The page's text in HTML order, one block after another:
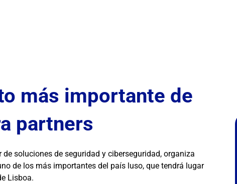
más importante de
partners
de soluciones de seguridad y ciberseguridad, organiza
de los más importantes del país luso, que tendrá lugar
Lisboa.